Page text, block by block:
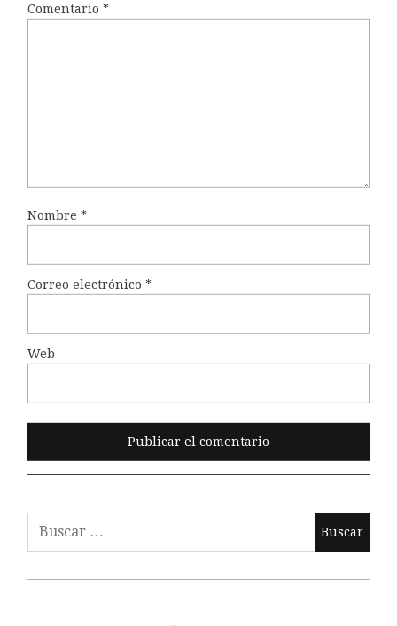
Comentario *
Nombre *
Correo electrónico *
Web